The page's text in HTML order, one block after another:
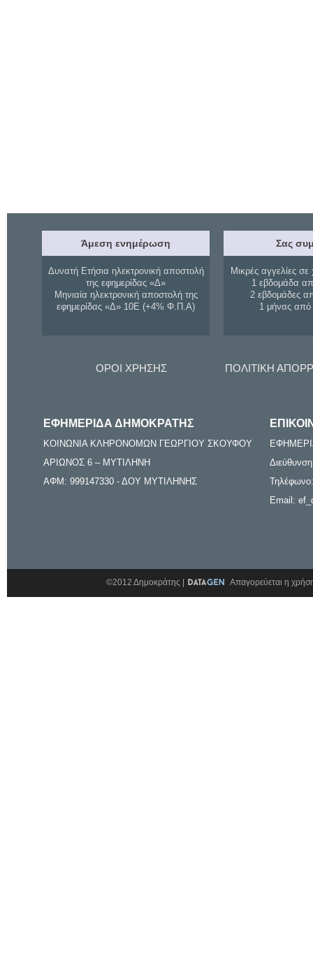
Άμεση ενημέρωση
Δυνατή Ετήσια ηλεκτρονική αποστολή
της εφημερίδας «Δ»
Μηνιαία ηλεκτρονική αποστολή της
εφημερίδας «Δ» 10Ε (+4% Φ.Π.Α)
Σας
Μικρές αγγελίες σε
1 εβδομάδα
2 εβδομάδες
1 μήνας
ΟΡΟΙ ΧΡΗΣΗΣ ΠΟΛΙΤΙΚΗ
ΕΦΗΜΕΡΙΔΑ ΔΗΜΟΚΡΑΤΗΣ
ΚΟΙΝΩΝΙΑ ΚΛΗΡΟΝΟΜΩΝ ΓΕΩΡΓΙΟΥ ΣΚΟΥΦΟΥ
ΑΡΙΩΝΟΣ 6 – ΜΥΤΙΛΗΝΗ
ΑΦΜ: 999147330 - ΔΟΥ ΜΥΤΙΛΗΝΗΣ
Email:
©2012 Δημοκράτης | Απαγορεύεται η